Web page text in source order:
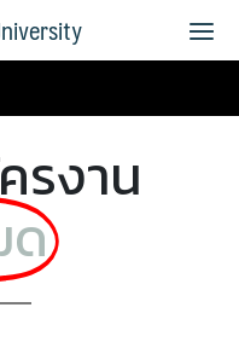
รงาน
ด